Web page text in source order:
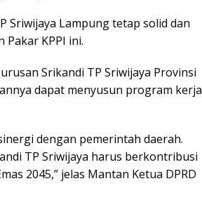
Sriwijaya Lampung tetap solid dan
Pakar KPPI ini.
Srikandi TP Sriwijaya Provinsi
dapat menyusun program kerja
dengan pemerintah daerah.
TP Sriwijaya harus berkontribusi
2045,” jelas Mantan Ketua DPRD